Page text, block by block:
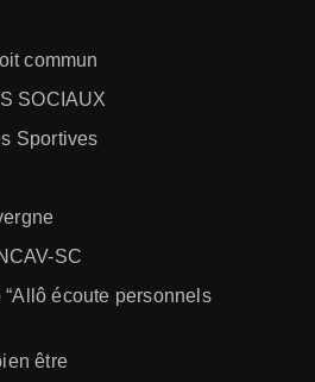
commun
SOCIAUX
Sportives
SC
écoute personnels
être